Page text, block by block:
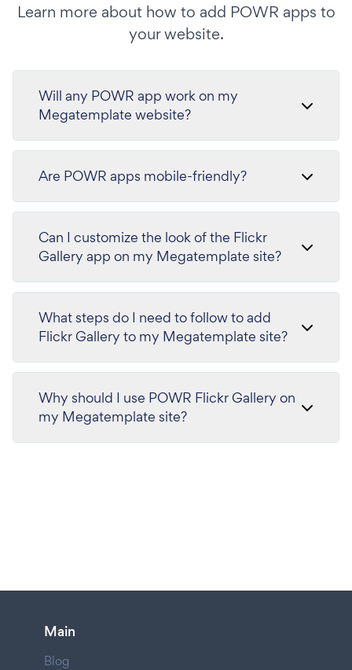
Learn more about how to add POWR apps to
your website.
Will any POWR app work on my
Megatemplate website?
Are POWR apps mobile-friendly?
Can I customize the look of the Flickr
Gallery app on my Megatemplate site?
What steps do I need to follow to add
Flickr Gallery to my Megatemplate site?
Why should I use POWR Flickr Gallery on
my Megatemplate site?
Main
Blog